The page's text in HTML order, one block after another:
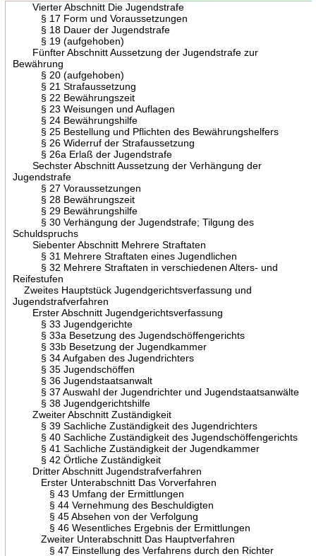
Vierter Abschnitt Die Jugendstrafe
§ 17 Form und Voraussetzungen
§ 18 Dauer der Jugendstrafe
§ 19 (aufgehoben)
Fünfter Abschnitt Aussetzung der Jugendstrafe zur
Bewährung
§ 20 (aufgehoben)
§ 21 Strafaussetzung
§ 22 Bewährungszeit
§ 23 Weisungen und Auflagen
§ 24 Bewährungshilfe
§ 25 Bestellung und Pflichten des Bewährungshelfers
§ 26 Widerruf der Strafaussetzung
§ 26a Erlaß der Jugendstrafe
Sechster Abschnitt Aussetzung der Verhängung der
Jugendstrafe
§ 27 Voraussetzungen
§ 28 Bewährungszeit
§ 29 Bewährungshilfe
§ 30 Verhängung der Jugendstrafe; Tilgung des
Schuldspruchs
Siebenter Abschnitt Mehrere Straftaten
§ 31 Mehrere Straftaten eines Jugendlichen
§ 32 Mehrere Straftaten in verschiedenen Alters- und
Reifestufen
Zweites Hauptstück Jugendgerichtsverfassung und
Jugendstrafverfahren
Erster Abschnitt Jugendgerichtsverfassung
§ 33 Jugendgerichte
§ 33a Besetzung des Jugendschöffengerichts
§ 33b Besetzung der Jugendkammer
§ 34 Aufgaben des Jugendrichters
§ 35 Jugendschöffen
§ 36 Jugendstaatsanwalt
§ 37 Auswahl der Jugendrichter und Jugendstaatsanwälte
§ 38 Jugendgerichtshilfe
Zweiter Abschnitt Zuständigkeit
§ 39 Sachliche Zuständigkeit des Jugendrichters
§ 40 Sachliche Zuständigkeit des Jugendschöffengerichts
§ 41 Sachliche Zuständigkeit der Jugendkammer
§ 42 Örtliche Zuständigkeit
Dritter Abschnitt Jugendstrafverfahren
Erster Unterabschnitt Das Vorverfahren
§ 43 Umfang der Ermittlungen
§ 44 Vernehmung des Beschuldigten
§ 45 Absehen von der Verfolgung
§ 46 Wesentliches Ergebnis der Ermittlungen
Zweiter Unterabschnitt Das Hauptverfahren
§ 47 Einstellung des Verfahrens durch den Richter